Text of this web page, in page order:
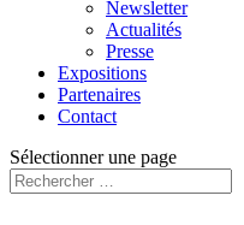
Newsletter
Actualités
Presse
Expositions
Partenaires
Contact
Sélectionner une page